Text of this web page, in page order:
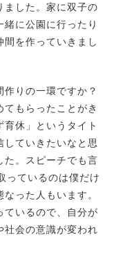
ました。家に双子の
に公園に行ったり
を作っていきまし
りの一環ですか？
もらったことがき
休」というタイト
していきたいなと思
た。スピーチでも言
っているのは僕だけ
った人もいます。
ているので、自分が
社会の意識が変われ